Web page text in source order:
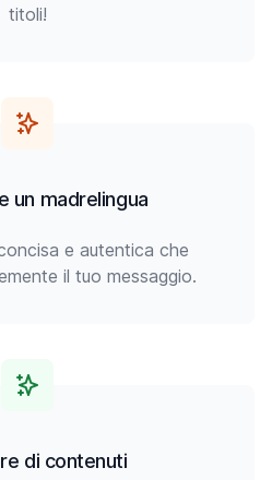
titoli!
un madrelingua
e autentica che
il tuo messaggio.
di contenuti